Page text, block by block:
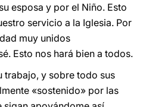
esposa y por el Niño. Esto
servicio a la Iglesia. Por
muy unidos
Esto nos hará bien a todos.
trabajo, y sobre todo sus
«sostenido» por las